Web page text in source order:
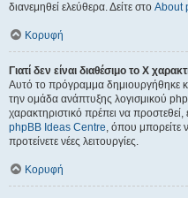
διανεμηθεί ελεύθερα. Δείτε στο About
Κορυφή
Γιατί δεν είναι διαθέσιμο το Χ
Αυτό το πρόγραμμα δημιουργήθηκε
την ομάδα ανάπτυξης λογισμικού
χαρακτηριστικό πρέπει να προστεθεί,
phpBB Ideas Centre, όπου μπορείτε
προτείνετε νέες λειτουργίες.
Κορυφή